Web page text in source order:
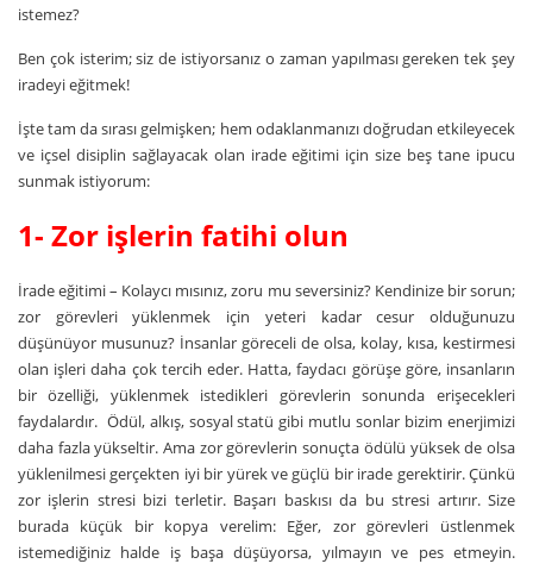
istemez?
Ben çok isterim; siz de istiyorsanız o zaman yapılması gereken tek şey
iradeyi eğitmek!
İşte tam da sırası gelmişken; hem odaklanmanızı doğrudan etkileyecek
ve içsel disiplin sağlayacak olan irade eğitimi için size beş tane ipucu
sunmak istiyorum:
1- Zor işlerin fatihi olun
İrade eğitimi – Kolaycı mısınız, zoru mu seversiniz? Kendinize bir sorun;
zor görevleri yüklenmek için yeteri kadar cesur olduğunuzu
düşünüyor musunuz? İnsanlar göreceli de olsa, kolay, kısa, kestirmesi
olan işleri daha çok tercih eder. Hatta, faydacı görüşe göre, insanların
bir özelliği, yüklenmek istedikleri görevlerin sonunda erişecekleri
faydalardır. Ödül, alkış, sosyal statü gibi mutlu sonlar bizim enerjimizi
daha fazla yükseltir. Ama zor görevlerin sonuçta ödülü yüksek de olsa
yüklenilmesi gerçekten iyi bir yürek ve güçlü bir irade gerektirir. Çünkü
zor işlerin stresi bizi terletir. Başarı baskısı da bu stresi artırır. Size
burada küçük bir kopya verelim: Eğer, zor görevleri üstlenmek
istemediğiniz halde iş başa düşüyorsa, yılmayın ve pes etmeyin.